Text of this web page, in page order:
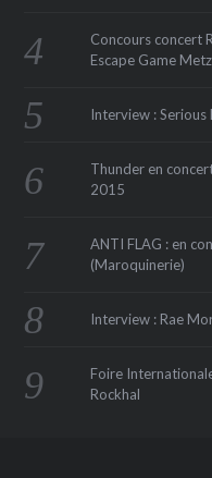
Concours concert
Escape Game Metz
Interview : Serious
Thunder en
2015
ANTI FLAG : en
(Maroquinerie‏)
Interview : Rae
Foire
Rockhal